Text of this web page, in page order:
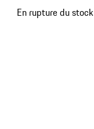
En rupture du stock